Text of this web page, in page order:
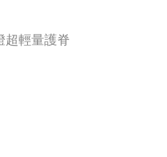
超輕量護脊